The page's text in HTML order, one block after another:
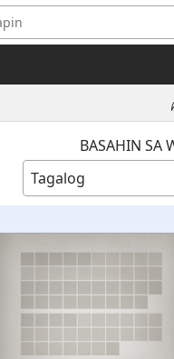
BASAHIN SA